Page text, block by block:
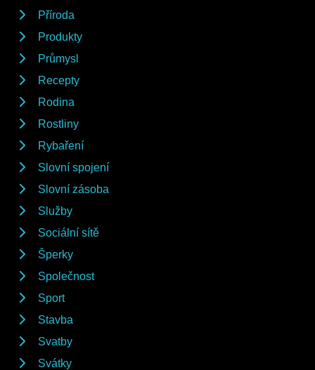
Příroda
Produkty
Průmysl
Recepty
Rodina
Rostliny
Rybaření
Slovní spojení
Slovní zásoba
Služby
Sociální sítě
Šperky
Společnost
Sport
Stavba
Svatby
Svátky